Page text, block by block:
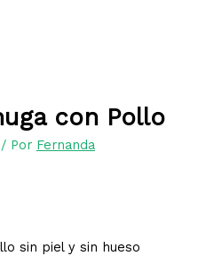
con Pollo
/ Por Fernanda
sin piel y sin hueso